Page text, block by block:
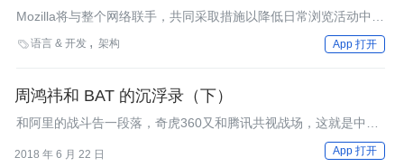
Mozilla将与整个网络联手，共同采取措施以降低日常浏览活动中对
于Flash内容的依赖。从八月开始，Firefox依然会对Flash提供支
持，但将阻止某些对用户体验来说非必须的Flash内容。此次变动
时间，提高页面加载速度，让浏览器的响应更敏捷。
语言 & 开发 架构 App 打开
周鸿祎和 BAT 的沉浮录（下）
和阿里的战斗告一段落，奇虎360又和腾讯共视战场，这就是中国
2018 年 6 月 22 日 App 打开